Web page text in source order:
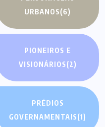
URBANOS(6)
PIONEIROS E
VISIONÁRIOS(2)
PRÉDIOS
GOVERNAMENTAIS(1)